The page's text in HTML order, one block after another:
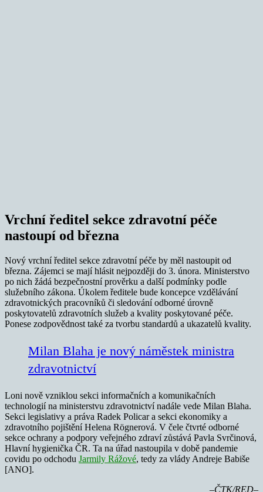
Vrchní ředitel sekce zdravotní péče
nastoupí od března
Nový vrchní ředitel sekce zdravotní péče by měl nastoupit od
března. Zájemci se mají hlásit nejpozději do 3. února. Ministerstvo
po nich žádá bezpečnostní prověrku a další podmínky podle
služebního zákona. Úkolem ředitele bude koncepce vzdělávání
zdravotnických pracovníků či sledování odborné úrovně
poskytovatelů zdravotních služeb a kvality poskytované péče.
Ponese zodpovědnost také za tvorbu standardů a ukazatelů kvality.
Milan Blaha je nový náměstek ministra
zdravotnictví
Loni nově vzniklou sekci informačních a komunikačních
technologií na ministerstvu zdravotnictví nadále vede Milan Blaha.
Sekci legislativy a práva Radek Policar a sekci ekonomiky a
zdravotního pojištění Helena Rögnerová. V čele čtvrté odborné
sekce ochrany a podpory veřejného zdraví zůstává Pavla Svrčinová,
Hlavní hygienička ČR. Ta na úřad nastoupila v době pandemie
covidu po odchodu Jarmily Rážové, tedy za vlády Andreje Babiše
[ANO].
–ČTK/RED–